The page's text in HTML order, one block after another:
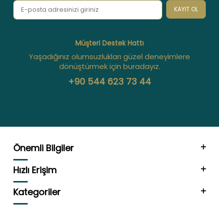
KAYIT OL
Müşteri Destek Hattı
Yaşadığınız olumsuzlukları güzel deneyimlere
dönüştürmek için buradayız.
+90 544 623 73 44
Önemli Bilgiler
Hızlı Erişim
Kategoriler